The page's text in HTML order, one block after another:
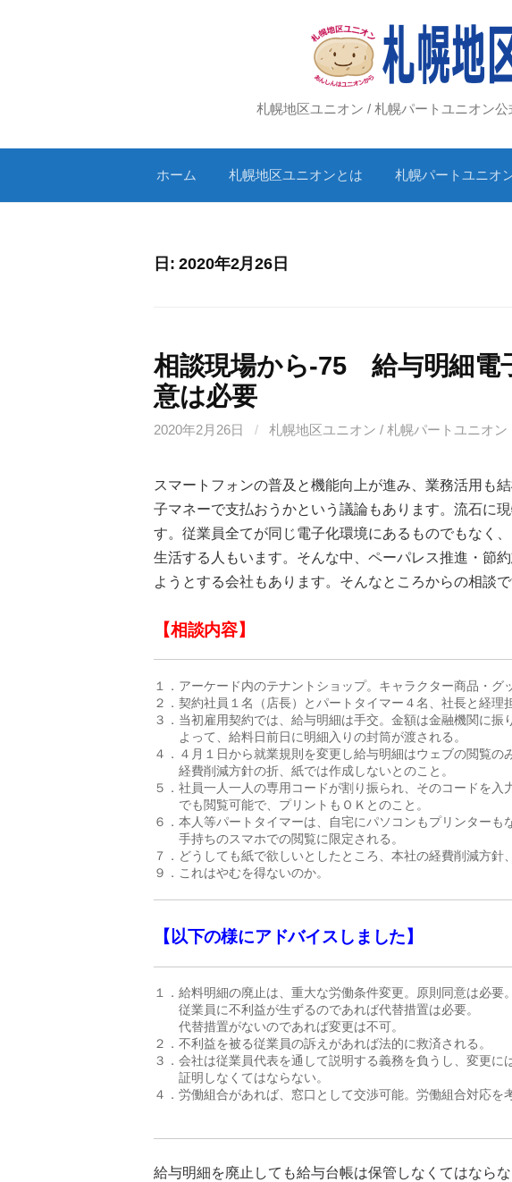
ッ
札幌地区ユニオン / 札幌パートユニオン
ホーム 札幌地区ユニオンとは 札幌パートユニオ
日:2020年2月26日
相談現場から-75 給与明細
意は必要
2020年2月26日 / 札幌地区ユニオン / 札幌パートユニオン
スマートフォンの普及と機能向上が進み、業務活用も
子マネーで支払おうかという議論もあります。流石に
す。従業員全てが同じ電子化環境にあるものでもなく
生活する人もいます。そんな中、ペーパレス推進・節
ようとする会社もあります。そんなところからの相談で
【相談内容】
１．アーケード内のテナントショップ。キャラクター商品・グ
２．契約社員１名（店長）とパートタイマー４名、社長と経理
３．当初雇用契約では、給与明細は手交。金額は金融機関に振
よって、給料日前日に明細入りの封筒が渡される。
４．４月１日から就業規則を変更し給与明細はウェブの閲覧の
経費削減方針の折、紙では作成しないとのこと。
５．社員一人一人の専用コードが割り振られ、そのコードを入
でも閲覧可能で、 プリントもＯＫとのこと 。
６．本人等パートタイマーは、自宅にパソコンもプリンターも
手持ちのスマホでの閲覧に限定される。
７．どうしても紙で欲しいとしたところ、本社の経費削減方針
９．これはやむを得ないのか。
【以下の様にアドバイスしました】
１．給料明細の廃止は、重大な労働条件変更。原則同意は必要。
従業員に不利益が生ずるのであれば代替措置は必要。
代替措置がないのであれば変更は不可。
２．不利益を被る従業員の訴えがあれば法的に救済される。
３．会社は従業員代表を通して説明する義務を負うし、変更に
証明しなくてはならない。
４．労働組合があれば、窓口として交渉可能。労働組合対応を
給与明細を廃止しても給与台帳は保管しなくてはなら